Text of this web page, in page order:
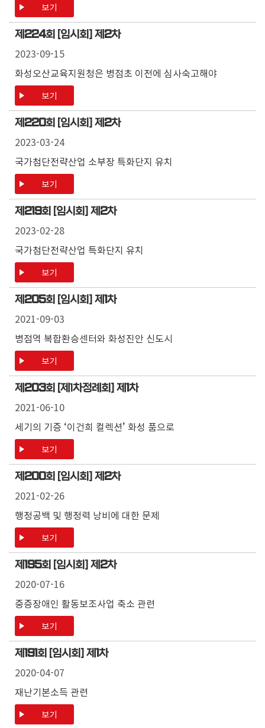
보기
제 224회 [임시회] 제 2차
2023-09-15
화성오산교육지원청은 병점초 이전에 심사숙고해야
보기
제 220회 [임시회] 제 2차
2023-03-24
국가첨단전략산업 소부장 특화단지 유치
보기
제 219회 [임시회] 제 2차
2023-02-28
국가첨단전략산업 특화단지 유치
보기
제 205회 [임시회] 제 1차
2021-09-03
병점역 복합환승센터와 화성진안 신도시
보기
제 203회 [제1차정례회] 제 1차
2021-06-10
세기의 기증 ‘이건희 컬렉션’ 화성 품으로
보기
제 200회 [임시회] 제 2차
2021-02-26
행정공백 및 행정력 낭비에 대한 문제
보기
제 195회 [임시회] 제 2차
2020-07-16
중증장애인 활동보조사업 축소 관련
보기
제 191회 [임시회] 제 1차
2020-04-07
재난기본소득 관련
보기